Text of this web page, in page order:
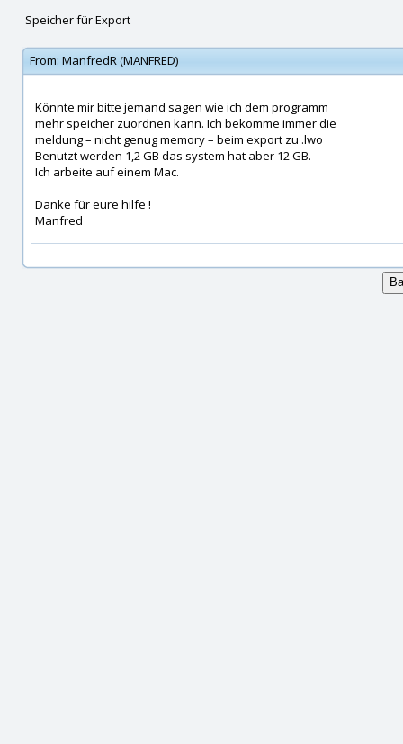
Speicher für Export
From: ManfredR (MANFRED)
Könnte mir bitte jemand sagen wie ich dem programm
mehr speicher zuordnen kann. Ich bekomme immer die
meldung – nicht genug memory – beim export zu .lwo
Benutzt werden 1,2 GB das system hat aber 12 GB.
Ich arbeite auf einem Mac.
Danke für eure hilfe !
Manfred